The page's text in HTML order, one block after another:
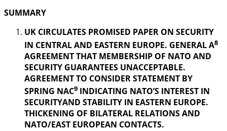
SUMMARY
UK CIRCULATES PROMISED PAPER ON SECURITY
IN CENTRAL AND EASTERN EUROPE. GENERAL A8
AGREEMENT THAT MEMBERSHIP OF NATO AND
SECURITY GUARANTEES UNACCEPTABLE.
AGREEMENT TO CONSIDER STATEMENT BY
SPRING NAC9 INDICATING NATO’S INTEREST IN
SECURITYAND STABILITY IN EASTERN EUROPE.
THICKENING OF BILATERAL RELATIONS AND
NATO/EAST EUROPEAN CONTACTS.